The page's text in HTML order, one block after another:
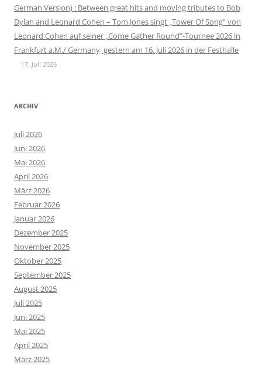
German Version) : Between great hits and moving tributes to Bob
Dylan and Leonard Cohen – Tom Jones singt „Tower Of Song“ von
Leonard Cohen auf seiner „Come Gather Round“-Tournee 2026 in
Frankfurt a.M./ Germany, gestern am 16. Juli 2026 in der Festhalle
17. Juli 2026
ARCHIV
Juli 2026
Juni 2026
Mai 2026
April 2026
März 2026
Februar 2026
Januar 2026
Dezember 2025
November 2025
Oktober 2025
September 2025
August 2025
Juli 2025
Juni 2025
Mai 2025
April 2025
März 2025